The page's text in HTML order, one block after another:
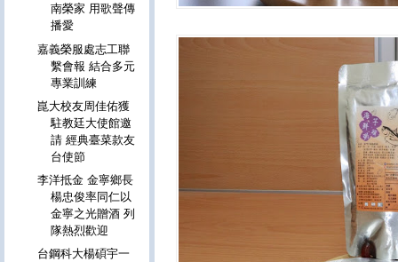
南榮家 用歌聲傳
播愛
嘉義榮服處志工聯
繫會報 結合多元
專業訓練
崑大校友周佳佑獲
駐教廷大使館邀
請 經典臺菜款友
台使節
李洋抵金 金寧鄉長
楊忠俊率同仁以
金寧之光贈酒 列
隊熱烈歡迎
台鋼科大楊碩宇一